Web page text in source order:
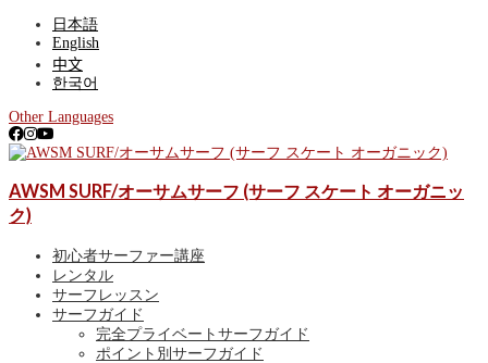
日本語
English
中文
한국어
Other Languages
AWSM SURF/オーサムサーフ (サーフ スケー
ト オーガニック)
プ。アルメリックやJSサーフボードなど常時300本以上を展開。各種レ
ンタル、初心者向けサーフィン体験、有名スポットを巡るサーフガイ
AWSM SURF/オーサムサーフ (サーフ スケート オーガニッ
ク)
初心者サーファー講座
レンタル
サーフレッスン
サーフガイド
完全プライベートサーフガイド
ポイント別サーフガイド